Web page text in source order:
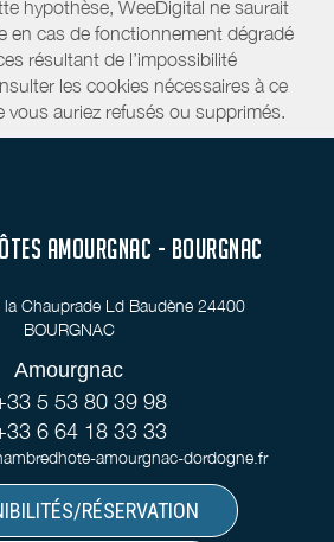
hypothèse, WeeDigital ne saurait
en cas de fonctionnement dégradé
résultant de l’impossibilité
les cookies nécessaires à ce
auriez refusés ou supprimés.
AMOURGNAC - BOURGNAC
Chauprade Ld Baudène 24400
BOURGNAC
Amourgnac
5 53 80 39 98
6 64 18 33 33
amourgnac-dordogne.fr
RÉSERVATION